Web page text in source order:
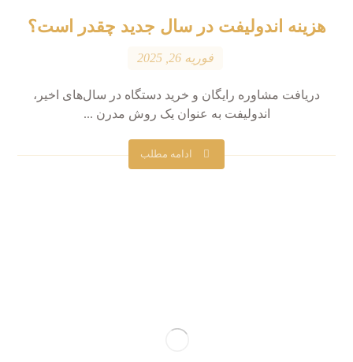
هزینه اندولیفت در سال جدید چقدر است؟
فوریه 26, 2025
دریافت مشاوره رایگان و خرید دستگاه در سال‌های اخیر،
اندولیفت به عنوان یک روش مدرن ...
ادامه مطلب